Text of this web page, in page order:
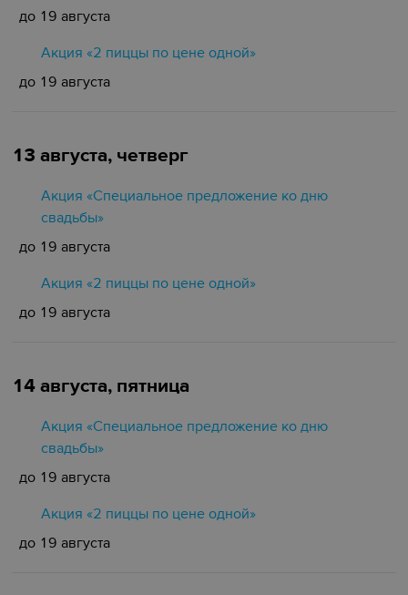
до 19 августа
Акция «2 пиццы по цене одной»
до 19 августа
13 августа, четверг
Акция «Специальное предложение ко дню
свадьбы»
до 19 августа
Акция «2 пиццы по цене одной»
до 19 августа
14 августа, пятница
Акция «Специальное предложение ко дню
свадьбы»
до 19 августа
Акция «2 пиццы по цене одной»
до 19 августа